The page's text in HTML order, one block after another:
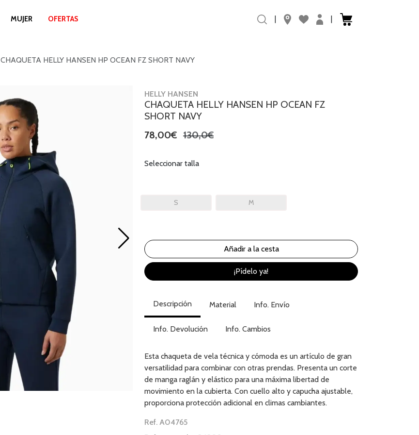
MUJER OFERTAS | |
CHAQUETA HELLY HANSEN HP OCEAN FZ SHORT NAVY
HELLY HANSEN
CHAQUETA HELLY HANSEN HP OCEAN FZ
SHORT NAVY
78,00€ 130,0€
Seleccionar talla
S M
¡Pídelo ya!
Descripción Material Info. Envío
Info. Devolución Info. Cambios
Esta chaqueta de vela técnica y cómoda es un artículo de gran
versatilidad para combinar con otras prendas. Presenta un corte
de manga raglán y elástico para una máxima libertad de
movimiento en la cubierta. Con cuello alto y capucha ajustable,
proporciona protección adicional en climas cambiantes.
Ref. A04765